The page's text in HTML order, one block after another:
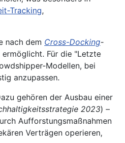
Tracking,
nach dem Cross-Docking-
Für die "Letzte
Modellen, bei
anzupassen.
gehören der Ausbau einer
2023) –
Aufforstungsmaßnahmen
Verträgen operieren,